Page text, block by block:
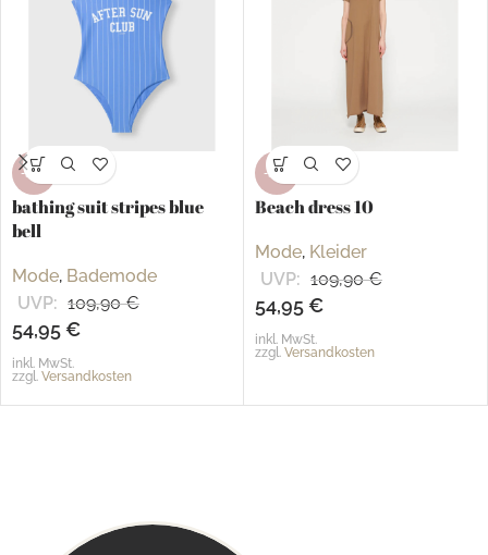
-50%
bathing suit stripes blue
bell
Mode, Bademode
UVP: 109,90€
54,95€
inkl. MwSt.
zzgl. Versandkosten
-50%
Beach dress 10
Mode, Kleider
UVP: 109,90€
54,95€
inkl. MwSt.
zzgl. Versandkosten